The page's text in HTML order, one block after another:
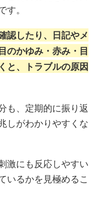
。
認したり、日記やメ
のかゆみ・赤み・目
と、トラブルの原因
も、定期的に振り返
しがわかりやすくな
激にも反応しやすい
いるかを見極めるこ